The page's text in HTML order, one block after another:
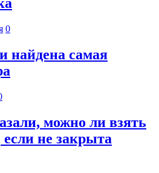
0
найдена самая
можно ли взять
не закрыта